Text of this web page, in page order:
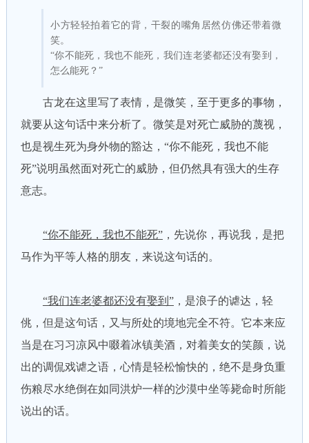
小方轻轻拍着它的背，干裂的嘴角居然仿佛还带着微
笑。
“你不能死，我也不能死，我们连老婆都还没有娶到，
怎么能死？”
古龙在这里写了表情，是微笑，至于更多的事物，
就要从这句话中来分析了。微笑是对死亡威胁的蔑视，
也是视生死为身外物的豁达，“你不能死，我也不能
死”说明虽然面对死亡的威胁，但仍然具有强大的生存
意志。
“你不能死，我也不能死”，先说你，再说我，是把
马作为平等人格的朋友，来说这句话的。
“我们连老婆都还没有娶到”，是浪子的谑达，轻
佻，但是这句话，又与所处的境地完全不符。它本来应
当是在习习凉风中啜着冰镇美酒，对着美女的笑颜，说
出的调侃戏谑之语，心情是轻松愉快的，绝不是身负重
伤粮尽水绝倒在如同洪炉一样的沙漠中坐等毙命时所能
说出的话。